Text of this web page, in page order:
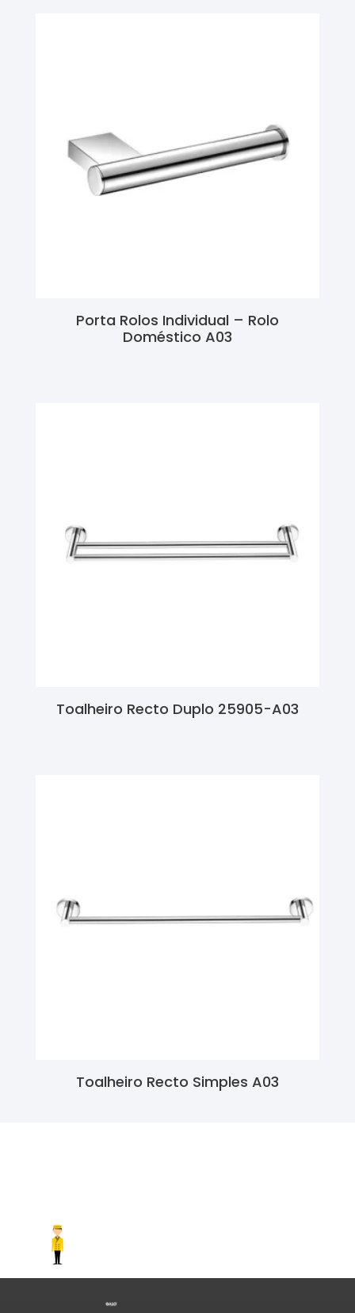
Porta Rolos Individual – Rolo
Doméstico A03
Toalheiro Recto Duplo 25905-A03
Toalheiro Recto Simples A03